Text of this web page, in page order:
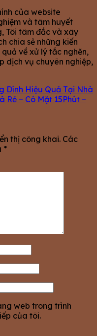
của website
và tâm huyết
Tôi tâm đắc và xây
chia sẻ những kiến
về xử lý tắc nghẽn,
dịch vụ chuyên nghiệp,
Dính Hiệu Quả Tại Nhà
Rẻ – Có Mặt 15Phút –
thị công khai. Các
*
web trong trình
của tôi.